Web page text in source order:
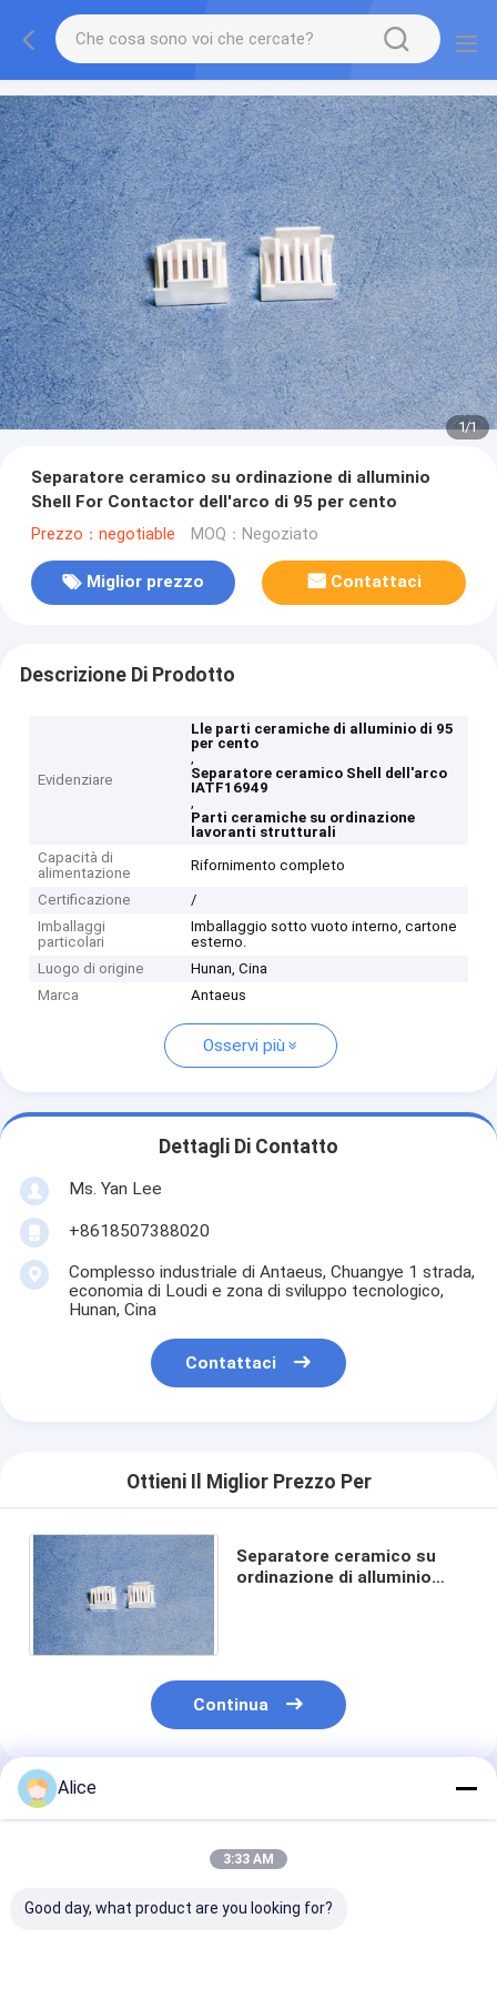
1/1
Separatore ceramico su ordinazione di alluminio
Shell For Contactor dell'arco di 95 per cento
Prezzo：negotiable MOQ：Negoziato
Miglior prezzo Contattaci
Descrizione Di Prodotto
Evidenziare
Lle parti ceramiche di alluminio di 95
per cento
,
Separatore ceramico Shell dell'arco
IATF16949
,
Parti ceramiche su ordinazione
lavoranti strutturali
Capacità di
alimentazione
Rifornimento completo
Certificazione
/
Imballaggi
particolari
Imballaggio sotto vuoto interno, cartone
esterno.
Luogo di origine
Hunan, Cina
Marca
Antaeus
Osservi più
Dettagli Di Contatto
Ms. Yan Lee
+8618507388020
Complesso industriale di Antaeus, Chuangye 1 strada,
economia di Loudi e zona di sviluppo tecnologico,
Hunan, Cina
Contattaci
Ottieni Il Miglior Prezzo Per
Separatore ceramico su
ordinazione di alluminio
Continua
Prodotti Raccomandati
Alice
3:33 AM
Good day, what product are you looking for?